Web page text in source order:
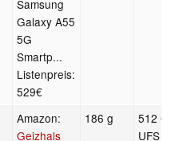
Samsung
Galaxy A55
5G
Smartp...
Listenpreis:
529€
Amazon:
Geizhals
186 g
512
UFS